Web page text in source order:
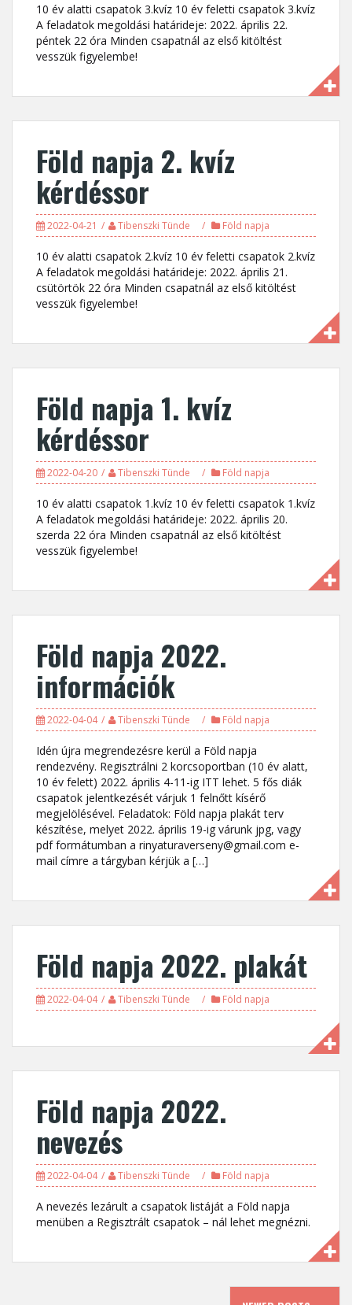
10 év alatti csapatok 3.kvíz 10 év feletti csapatok 3.kvíz
A feladatok megoldási határideje: 2022. április 22.
péntek 22 óra Minden csapatnál az első kitöltést
vesszük figyelembe!
Föld napja 2. kvíz
kérdéssor
2022-04-21 Tibenszki Tünde Föld napja
10 év alatti csapatok 2.kvíz 10 év feletti csapatok 2.kvíz
A feladatok megoldási határideje: 2022. április 21.
csütörtök 22 óra Minden csapatnál az első kitöltést
vesszük figyelembe!
Föld napja 1. kvíz
kérdéssor
2022-04-20 Tibenszki Tünde Föld napja
10 év alatti csapatok 1.kvíz 10 év feletti csapatok 1.kvíz
A feladatok megoldási határideje: 2022. április 20.
szerda 22 óra Minden csapatnál az első kitöltést
vesszük figyelembe!
Föld napja 2022.
információk
2022-04-04 Tibenszki Tünde Föld napja
Idén újra megrendezésre kerül a Föld napja
rendezvény. Regisztrálni 2 korcsoportban (10 év alatt,
10 év felett) 2022. április 4-11-ig ITT lehet. 5 fős diák
csapatok jelentkezését várjuk 1 felnőtt kísérő
megjelölésével. Feladatok: Föld napja plakát terv
készítése, melyet 2022. április 19-ig várunk jpg, vagy
pdf formátumban a rinyaturaverseny@gmail.com e-
mail címre a tárgyban kérjük a […]
Föld napja 2022. plakát
2022-04-04 Tibenszki Tünde Föld napja
Föld napja 2022.
nevezés
2022-04-04 Tibenszki Tünde Föld napja
A nevezés lezárult a csapatok listáját a Föld napja
menüben a Regisztrált csapatok – nál lehet megnézni.